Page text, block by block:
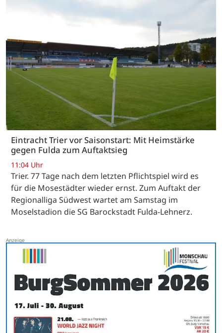
Eintracht Trier vor Saisonstart: Mit Heimstärke
gegen Fulda zum Auftaktsieg
11:04 Uhr
Trier. 77 Tage nach dem letzten Pflichtspiel wird es
für die Mosestädter wieder ernst. Zum Auftakt der
Regionalliga Südwest wartet am Samstag im
Moselstadion die SG Barockstadt Fulda-Lehnerz.